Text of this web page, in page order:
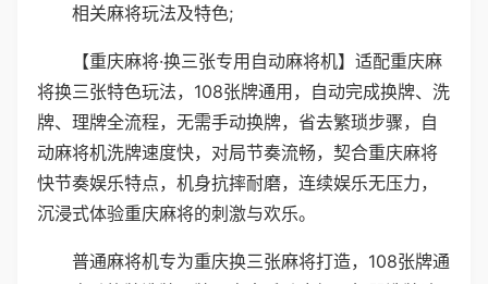
相关麻将玩法及特色;
【重庆麻将·换三张专用自动麻将机】适配重庆麻
将换三张特色玩法，108张牌通用，自动完成换牌、洗
牌、理牌全流程，无需手动换牌，省去繁琐步骤，自
动麻将机洗牌速度快，对局节奏流畅，契合重庆麻将
快节奏娱乐特点，机身抗摔耐磨，连续娱乐无压力，
沉浸式体验重庆麻将的刺激与欢乐。
普通麻将机专为重庆换三张麻将打造，108张牌通